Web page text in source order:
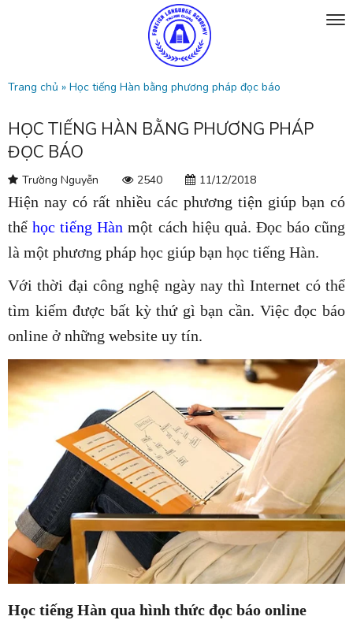
Trang chủ » Học tiếng Hàn bằng phương pháp đọc báo
HỌC TIẾNG HÀN BẰNG PHƯƠNG PHÁP
ĐỌC BÁO
Trường Nguyễn 2540 11/12/2018
Hiện nay có rất nhiều các phương tiện giúp bạn có
thểhọc tiếng Hàn một cách hiệu quả. Đọc báo cũng
là một phương pháp học giúp bạn học tiếng Hàn.
Với thời đại công nghệ ngày nay thì Internet có thể
tìm kiếm được bất kỳ thứ gì bạn cần. Việc đọc báo
online ở những website uy tín.
Học tiếng Hàn qua hình thức đọc báo online